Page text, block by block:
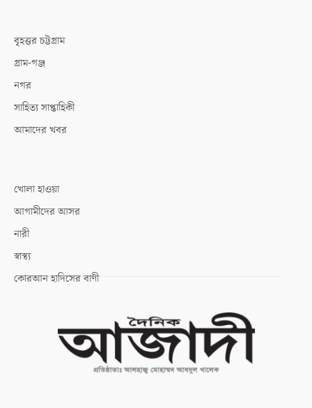
বৃহত্তর চট্টগ্রাম
গ্রাম-গঞ্জ
নগর
সাহিত্য সাপ্তাহিকী
আমাদের খবর
খোলা হাওয়া
আগামীদের আসর
নারী
স্বাস্থ্য
কোরআন হাদিসের বাণী